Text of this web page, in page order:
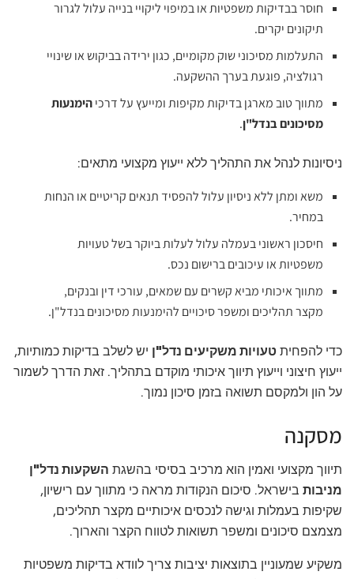
חוסר בבדיקות משפטיות או במיפוי ליקויי בנייה עלול לגרור
תיקונים יקרים.
התעלמות מסיכוני שוק מקומיים, כגון ירידה בביקוש או שינויי
רגולציה, פוגעת בערך ההשקעה.
מתווך טוב מארגן בדיקות מקיפות ומייעץ על דרכיהימנעות
מסיכונים בנדל"ן.
ניסיונות לנהל את התהליך ללא ייעוץ מקצועי מתאים:
משא ומתן ללא ניסיון עלול להפסיד תנאים קריטיים או הנחות
במחיר.
חיסכון ראשוני בעמלה עלול לעלות ביוקר בשל טעויות
משפטיות או עיכובים ברישום נכס.
מתווך איכותי מביא קשרים עם שמאים, עורכי דין ובנקים,
מקצר תהליכים ומשפר סיכויים להימנעות מסיכונים בנדל"ן.
כדי להפחיתטעויות משקיעים נדל"ן יש לשלב בדיקות כמותיות,
ייעוץ חיצוני וייעוץ תיווך איכותי מוקדם בתהליך. זאת הדרך לשמור
על הון ולמקסם תשואה בזמן סיכון נמוך.
מסקנה
תיווך מקצועי ואמין הוא מרכיב בסיסי בהשגת השקעות נדל"ן
מניבות בישראל. סיכום הנקודות מראה כי מתווך עם רישיון,
שקיפות בעמלות וגישה לנכסים איכותיים מקצר תהליכים,
מצמצם סיכונים ומשפר תשואות לטווח הקצר והארוך.
משקיע שמעוניין בתוצאות יציבות צריך לוודא בדיקות משפטיות